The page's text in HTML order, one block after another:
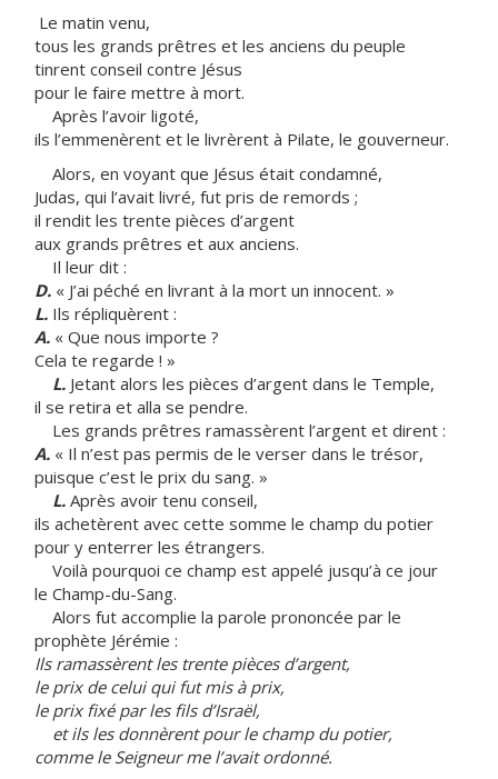
Le matin venu,
tous les grands prêtres et les anciens du peuple
tinrent conseil contre Jésus
pour le faire mettre à mort.
Après l’avoir ligoté,
ils l’emmenèrent et le livrèrent à Pilate, le gouverneur.
Alors, en voyant que Jésus était condamné,
Judas, qui l’avait livré, fut pris de remords ;
il rendit les trente pièces d’argent
aux grands prêtres et aux anciens.
Il leur dit :
D. « J’ai péché en livrant à la mort un innocent. »
L. Ils répliquèrent :
A. « Que nous importe ?
Cela te regarde ! »
L. Jetant alors les pièces d’argent dans le Temple,
il se retira et alla se pendre.
Les grands prêtres ramassèrent l’argent et dirent :
A. « Il n’est pas permis de le verser dans le trésor,
puisque c’est le prix du sang. »
L. Après avoir tenu conseil,
ils achetèrent avec cette somme le champ du potier
pour y enterrer les étrangers.
Voilà pourquoi ce champ est appelé jusqu’à ce jour
le Champ-du-Sang.
Alors fut accomplie la parole prononcée par le
prophète Jérémie :
Ils ramassèrent les trente pièces d’argent,
le prix de celui qui fut mis à prix,
le prix fixé par les fils d’Israël,
et ils les donnèrent pour le champ du potier,
comme le Seigneur me l’avait ordonné.